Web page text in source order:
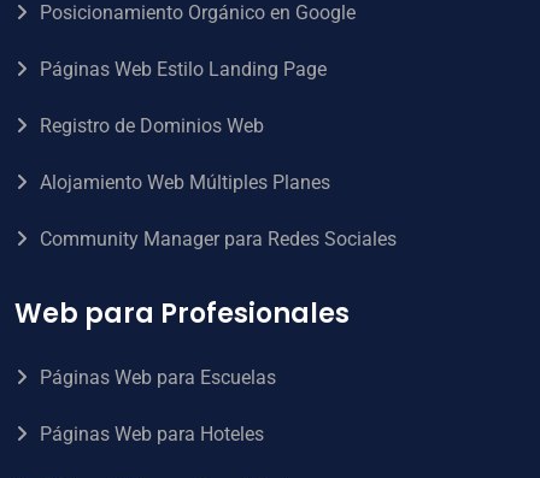
Posicionamiento Orgánico en Google
Páginas Web Estilo Landing Page
Registro de Dominios Web
Alojamiento Web Múltiples Planes
Community Manager para Redes Sociales
Web para Profesionales
Páginas Web para Escuelas
Páginas Web para Hoteles